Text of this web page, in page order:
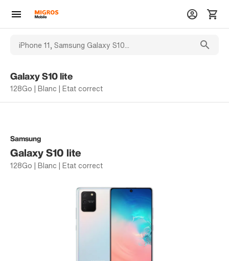
Galaxy S10 lite
128Go | Blanc | Etat correct
Samsung
Galaxy S10 lite
128Go | Blanc | Etat correct